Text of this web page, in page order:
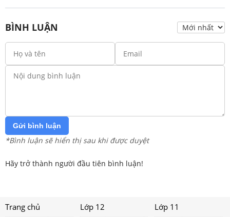
BÌNH LUẬN
Gửi bình luận
*Bình luận sẽ hiển thị sau khi được duyệt
Hãy trở thành người đầu tiên bình luận!
Trang chủ Lớp 12
Lớp 11